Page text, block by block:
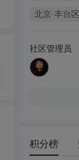
北京·丰台区
社区管理员
积分榜